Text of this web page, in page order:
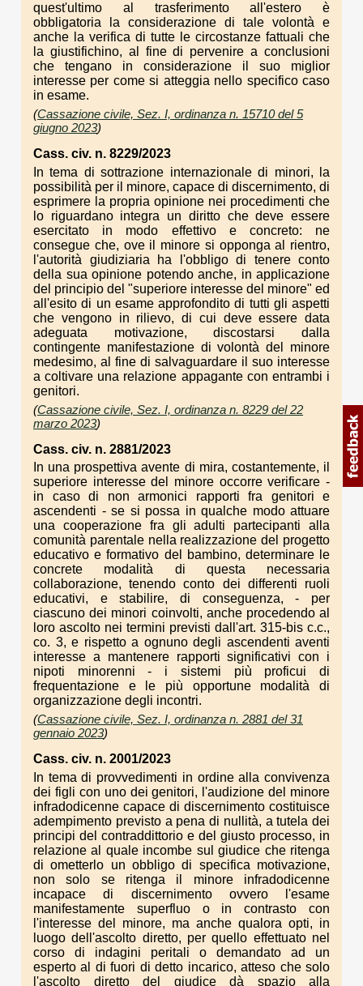
quest'ultimo al trasferimento all'estero è
obbligatoria la considerazione di tale volontà e
anche la verifica di tutte le circostanze fattuali che
la giustifichino, al fine di pervenire a conclusioni
che tengano in considerazione il suo miglior
interesse per come si atteggia nello specifico caso
in esame.
(Cassazione civile, Sez. I, ordinanza n. 15710 del 5
giugno 2023)
Cass. civ. n. 8229/2023
In tema di sottrazione internazionale di minori, la
possibilità per il minore, capace di discernimento, di
esprimere la propria opinione nei procedimenti che
lo riguardano integra un diritto che deve essere
esercitato in modo effettivo e concreto: ne
consegue che, ove il minore si opponga al rientro,
l'autorità giudiziaria ha l'obbligo di tenere conto
della sua opinione potendo anche, in applicazione
del principio del "superiore interesse del minore" ed
all'esito di un esame approfondito di tutti gli aspetti
che vengono in rilievo, di cui deve essere data
adeguata motivazione, discostarsi dalla
contingente manifestazione di volontà del minore
medesimo, al fine di salvaguardare il suo interesse
a coltivare una relazione appagante con entrambi i
genitori.
(Cassazione civile, Sez. I, ordinanza n. 8229 del 22
marzo 2023)
Cass. civ. n. 2881/2023
In una prospettiva avente di mira, costantemente, il
superiore interesse del minore occorre verificare -
in caso di non armonici rapporti fra genitori e
ascendenti - se si possa in qualche modo attuare
una cooperazione fra gli adulti partecipanti alla
comunità parentale nella realizzazione del progetto
educativo e formativo del bambino, determinare le
concrete modalità di questa necessaria
collaborazione, tenendo conto dei differenti ruoli
educativi, e stabilire, di conseguenza, - per
ciascuno dei minori coinvolti, anche procedendo al
loro ascolto nei termini previsti dall'art. 315-bis c.c.,
co. 3, e rispetto a ognuno degli ascendenti aventi
interesse a mantenere rapporti significativi con i
nipoti minorenni - i sistemi più proficui di
frequentazione e le più opportune modalità di
organizzazione degli incontri.
(Cassazione civile, Sez. I, ordinanza n. 2881 del 31
gennaio 2023)
Cass. civ. n. 2001/2023
In tema di provvedimenti in ordine alla convivenza
dei figli con uno dei genitori, l'audizione del minore
infradodicenne capace di discernimento costituisce
adempimento previsto a pena di nullità, a tutela dei
principi del contraddittorio e del giusto processo, in
relazione al quale incombe sul giudice che ritenga
di ometterlo un obbligo di specifica motivazione,
non solo se ritenga il minore infradodicenne
incapace di discernimento ovvero l'esame
manifestamente superfluo o in contrasto con
l'interesse del minore, ma anche qualora opti, in
luogo dell'ascolto diretto, per quello effettuato nel
corso di indagini peritali o demandato ad un
esperto al di fuori di detto incarico, atteso che solo
l'ascolto diretto del giudice dà spazio alla